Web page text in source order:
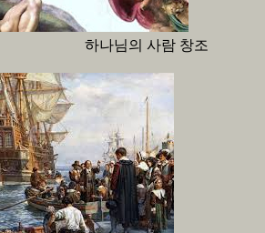
하나님의 사람 창조